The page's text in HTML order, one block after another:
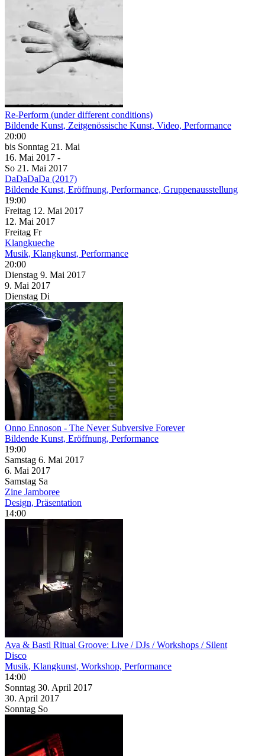
Re-Perform (under different conditions)
Bildende Kunst, Zeitgenössische Kunst, Video, Performance
20:00
bis Sonntag 21. Mai
16. Mai 2017 -
So 21. Mai 2017
DaDaDaDa (2017)
Bildende Kunst, Eröffnung, Performance, Gruppenausstellung
19:00
Freitag 12. Mai 2017
12. Mai 2017
Freitag Fr
Klangkueche
Musik, Klangkunst, Performance
20:00
Dienstag 9. Mai 2017
9. Mai 2017
Dienstag Di
Onno Ennoson - The Never Subversive Forever
Bildende Kunst, Eröffnung, Performance
19:00
Samstag 6. Mai 2017
6. Mai 2017
Samstag Sa
Zine Jamboree
Design, Präsentation
14:00
Ava & Bastl Ritual Groove: Live / DJs / Workshops / Silent
Disco
Musik, Klangkunst, Workshop, Performance
14:00
Sonntag 30. April 2017
30. April 2017
Sonntag So